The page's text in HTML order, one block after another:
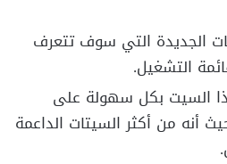
الجديدة التي سوف تتعرف
التشغيل.
السيت بكل سهولة على
أنه من أكثر السيتات الداعمة